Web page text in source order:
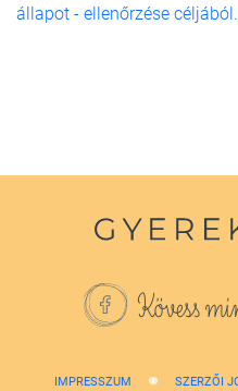
állapot - ellenőrzése céljából.
Kövess
IMPRESSZUM SZERZŐI